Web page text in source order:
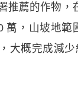
推薦的作物，
萬，山坡地範
大概完成減